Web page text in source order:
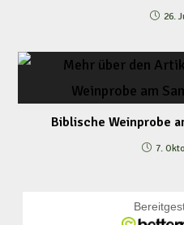
26.
Biblische Weinprobe
7.